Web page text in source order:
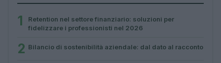
1
Retention nel settore finanziario: soluzioni per
fidelizzare i professionisti nel 2026
2 Bilancio di sostenibilità aziendale: dal dato al racconto